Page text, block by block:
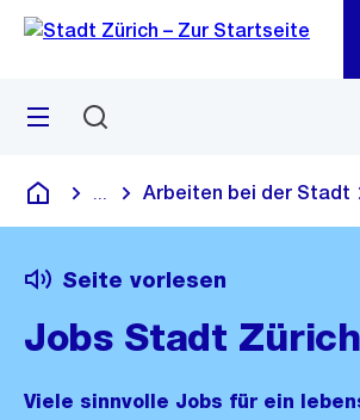
Navigation
Sprunglink
Menü
Deutsch
Blende alle Breadcrumbs ein
Arbeiten bei der Stadt
Seite vorlesen
Jobs Stadt Zürich
Viele sinnvolle Jobs für ein